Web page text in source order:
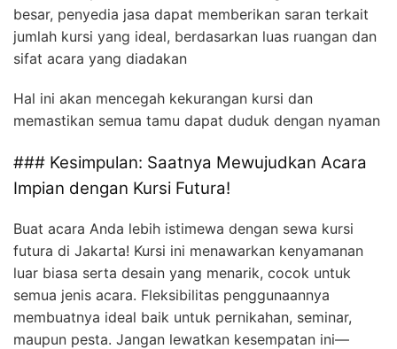
besar, penyedia jasa dapat memberikan saran terkait
jumlah kursi yang ideal, berdasarkan luas ruangan dan
sifat acara yang diadakan
Hal ini akan mencegah kekurangan kursi dan
memastikan semua tamu dapat duduk dengan nyaman
### Kesimpulan: Saatnya Mewujudkan Acara
Impian dengan Kursi Futura!
Buat acara Anda lebih istimewa dengan sewa kursi
futura di Jakarta! Kursi ini menawarkan kenyamanan
luar biasa serta desain yang menarik, cocok untuk
semua jenis acara. Fleksibilitas penggunaannya
membuatnya ideal baik untuk pernikahan, seminar,
maupun pesta. Jangan lewatkan kesempatan ini—